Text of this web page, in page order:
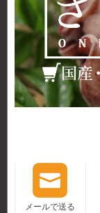
メールで送る